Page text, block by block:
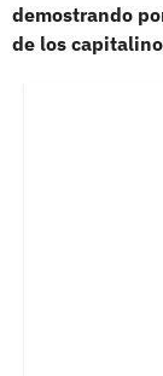
demostrando
de los